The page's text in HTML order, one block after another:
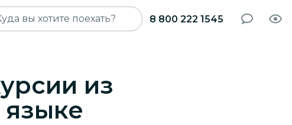
8 800 222 1545
из
языке